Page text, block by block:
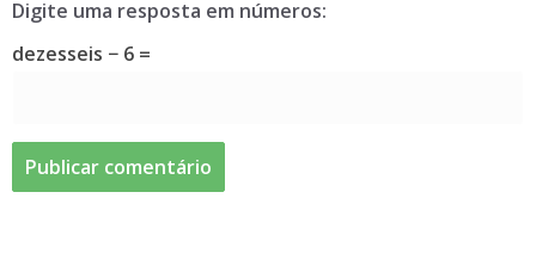
Digite uma resposta em números:
dezesseis − 6 =